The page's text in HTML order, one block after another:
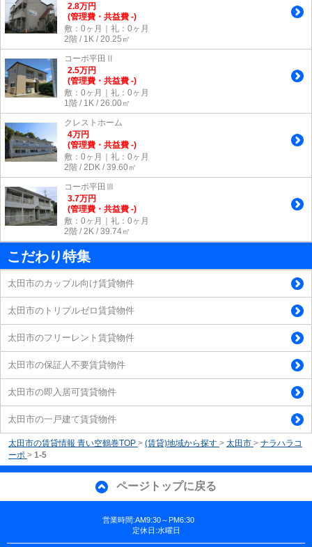
2.8万円
(管理費・共益費 -)
敷：0ヶ月｜礼：0ヶ月
2階 / 1K / 20.25㎡
コーポ平田Ⅱ
2.5万円
(管理費・共益費 -)
敷：0ヶ月｜礼：0ヶ月
1階 / 1K / 26.00㎡
クレストホーム
4万円
(管理費・共益費 -)
敷：0ヶ月｜礼：0ヶ月
2階 / 2DK / 39.60㎡
コーポ平田Ⅲ
3.7万円
(管理費・共益費 -)
敷：0ヶ月｜礼：0ヶ月
2階 / 2K / 39.74㎡
こだわり特集
太田市のカップル向け賃貸物件
太田市のトリプルゼロ賃貸物件
太田市のフリーレント賃貸物件
太田市の保証人不要賃貸物件
太田市の即入居可賃貸物件
太田市の一戸建て賃貸物件
太田市の賃貸情報 青い空鶴巻TOP > (賃貸)地域から探す > 太田市 > ナラハラコ
ーポ > 1-5
ページトップに戻る
営業時間:AM9:30～PM6:30
定休日:水曜日